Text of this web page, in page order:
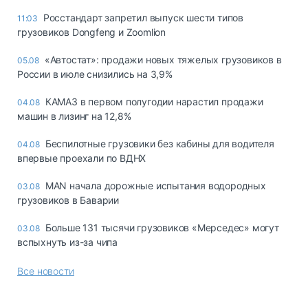
11:03
Росстандарт запретил выпуск шести типов
грузовиков Dongfeng и Zoomlion
05.08 «Автостат»: продажи новых тяжелых грузовиков в
России в июле снизились на 3,9%
04.08 КАМАЗ в первом полугодии нарастил продажи
машин в лизинг на 12,8%
04.08 Беспилотные грузовики без кабины для водителя
впервые проехали по ВДНХ
03.08 MAN начала дорожные испытания водородных
грузовиков в Баварии
03.08 Больше 131 тысячи грузовиков «Мерседес» могут
вспыхнуть из-за чипа
Все новости